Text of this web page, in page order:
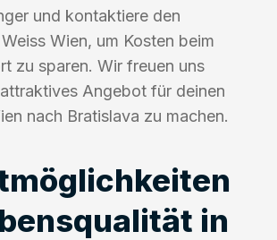
und kontaktiere den
Wien, um Kosten beim
zu sparen. Wir freuen uns
Angebot für deinen
nach Bratislava zu machen.
in